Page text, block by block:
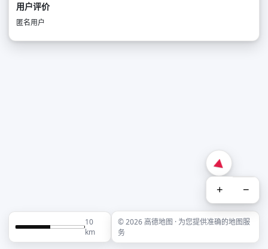
用户评价
匿名用户
+ −
10
km
© 2026 高德地图 · 为您提供准确的地图服
务